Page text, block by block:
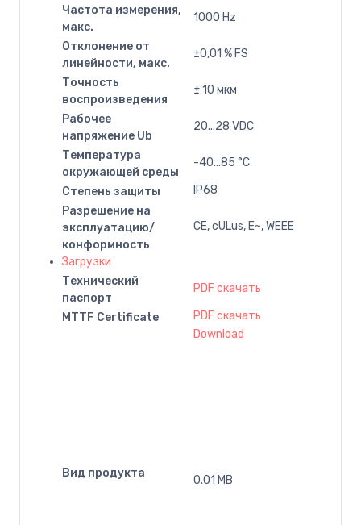
Частота измерения,
макс.
1000 Hz
Отклонение от
линейности, макс.
±0,01 % FS
Точность
воспроизведения
± 10 мкм
Рабочее
напряжение Ub
20...28 VDC
Температура
окружающей среды
-40...85 °C
Степень защиты
IP68
Разрешение на
эксплуатацию/
конформность
CE, cULus, E~, WEEE
Загрузки
Технический
паспорт
PDF скачать
MTTF Certificate PDF скачать
Вид продукта
Download
0.01 MB